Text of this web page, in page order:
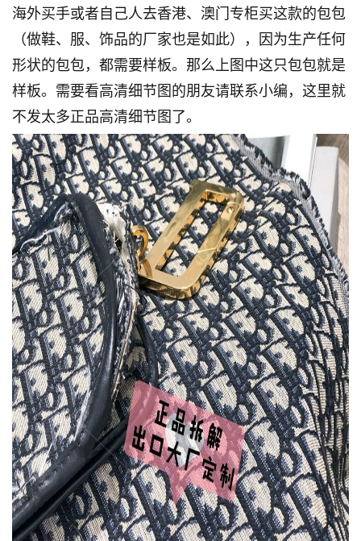
海外买手或者自己人去香港、澳门专柜买这款的包包
（做鞋、服、饰品的厂家也是如此），因为生产任何
形状的包包，都需要样板。那么上图中这只包包就是
样板。需要看高清细节图的朋友请联系小编，这里就
不发太多正品高清细节图了。